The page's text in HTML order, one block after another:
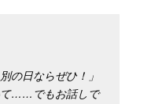
の日ならぜひ！」
て……でもお話しで